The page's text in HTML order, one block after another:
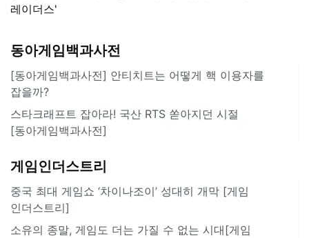
레이더스'
동아게임백과사전
[동아게임백과사전] 안티치트는 어떻게 핵 이용자를
잡을까?
스타크래프트 잡아라! 국산 RTS 쏟아지던 시절
[동아게임백과사전]
게임인더스트리
중국 최대 게임쇼 ‘차이나조이’ 성대히 개막 [게임
인더스트리]
소유의 종말, 게임도 더는 가질 수 없는 시대[게임